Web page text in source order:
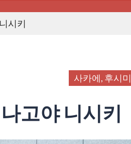
시키
사카에, 후시미
고야 니시키